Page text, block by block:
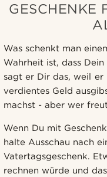
GESCHENKE
Was schenkt man
Wahrheit ist, dass
sagt er Dir das, weil
verdientes Geld
machst - aber wer
Wenn Du mit
halte Ausschau nach
Vatertagsgeschenk.
rechnen würde und